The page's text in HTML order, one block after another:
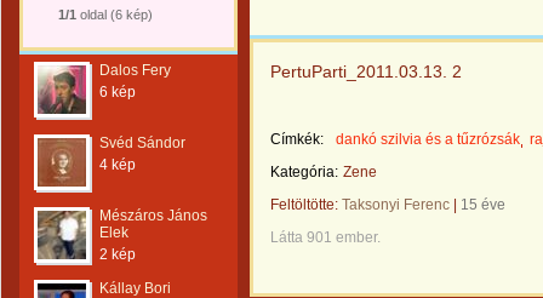
1/1 oldal (6 kép)
Dalos Fery
6 kép
Svéd Sándor
4 kép
Mészáros János
Elek
2 kép
Kállay Bori
PertuParti_2011.03.13. 2
Címkék: dankó szilvia és a tűzrózsák
Kategória: Zene
Feltöltötte: Taksonyi Ferenc
15 éve
Látta 901 ember.